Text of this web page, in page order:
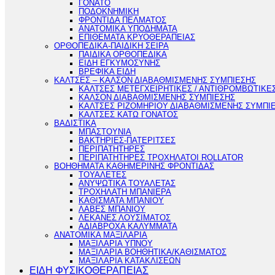
ΓΟΝΑΤΟ
ΠΟΔΟΚΝΗΜΙΚΗ
ΦΡΟΝΤΙΔΑ ΠΕΛΜΑΤΟΣ
ΑΝΑΤΟΜΙΚΑ ΥΠΟΔΗΜΑΤΑ
ΕΠΙΘΕΜΑΤΑ ΚΡΥΟΘΕΡΑΠΕΙΑΣ
ΟΡΘΟΠΕΔΙΚΑ-ΠΑΙΔΙΚΗ ΣΕΙΡΑ
ΠΑΙΔΙΚΑ ΟΡΘΟΠΕΔΙΚΑ
ΕΙΔΗ ΕΓΚΥΜΟΣΥΝΗΣ
ΒΡΕΦΙΚΑ ΕΙΔΗ
ΚΑΛΤΣΕΣ – ΚΑΛΣΟΝ ΔΙΑΒΑΘΜΙΣΜΕΝΗΣ ΣΥΜΠΙΕΣΗΣ
ΚΑΛΤΣΕΣ ΜΕΤΕΓΧΕΙΡΗΤΙΚΕΣ /
ΚΑΛΣΟΝ ΔΙΑΒΑΘΜΙΣΜΕΝΗΣ ΣΥΜΠΙΕΣΗΣ
ΚΑΛΤΣΕΣ ΡΙΖΟΜΗΡΙΟΥ ΔΙΑΒΑΘΜΙΣΜΕΝΗΣ
ΚΑΛΤΣΕΣ ΚΑΤΩ ΓΟΝΑΤΟΣ
ΒΑΔΙΣΤΙΚΑ
ΜΠΑΣΤΟΥΝΙΑ
ΒΑΚΤΗΡΙΕΣ-ΠΑΤΕΡΙΤΣΕΣ
ΠΕΡΙΠΑΤΗΤΗΡΕΣ
ΠΕΡΙΠΑΤΗΤΗΡΕΣ ΤΡΟΧΗΛΑΤΟΙ ROLLATOR
ΒΟΗΘΗΜΑΤΑ ΚΑΘΗΜΕΡΙΝΗΣ ΦΡΟΝΤΙΔΑΣ
ΤΟΥΑΛΕΤΕΣ
ΑΝΥΨΩΤΙΚΑ ΤΟΥΑΛΕΤΑΣ
ΤΡΟΧΗΛΑΤΗ ΜΠΑΝΙΕΡΑ
ΚΑΘΙΣΜΑΤΑ ΜΠΑΝΙΟΥ
ΛΑΒΕΣ ΜΠΑΝΙΟΥ
ΛΕΚΑΝΕΣ ΛΟΥΣΙΜΑΤΟΣ
ΑΔΙΑΒΡΟΧΑ ΚΑΛΥΜΜΑΤΑ
ΑΝΑΤΟΜΙΚΑ ΜΑΞΙΛΑΡΙΑ
ΜΑΞΙΛΑΡΙΑ ΥΠΝΟΥ
ΜΑΞΙΛΑΡΙΑ ΒΟΗΘΗΤΙΚΑ/ΚΑΘΙΣΜΑΤΟΣ
ΜΑΞΙΛΑΡΙΑ ΚΑΤΑΚΛΙΣΕΩΝ
ΕΙΔΗ ΦΥΣΙΚΟΘΕΡΑΠΕΙΑΣ